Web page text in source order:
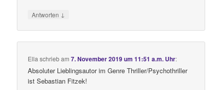
Antworten ↓
Ella schriebam7. November 2019 um 11:51 a.m. Uhr:
Absoluter Lieblingsautor im Genre Thriller/Psychothriller
ist Sebastian Fitzek!